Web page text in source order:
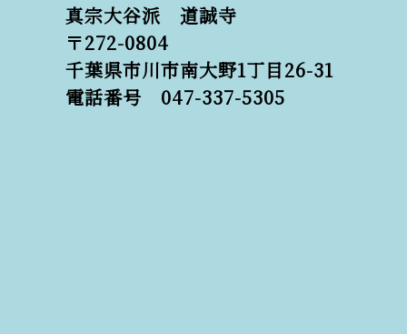
真宗大谷派 道誠寺
〒272-0804
千葉県市川市南大野1丁目26-31
電話番号 047-337-5305